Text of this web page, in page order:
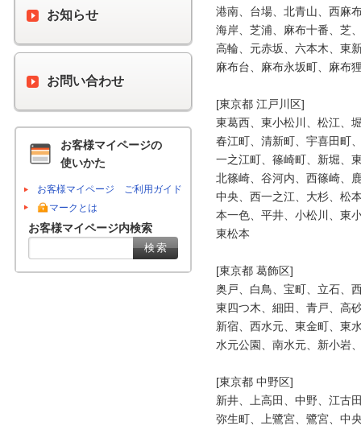
港南、台場、北青山、西麻
海岸、芝浦、麻布十番、芝
高輪、元赤坂、六本木、東
麻布台、麻布永坂町、麻布
[東京都 江戸川区]
東葛西、東小松川、松江、
春江町、清新町、宇喜田町
一之江町、篠崎町、新堀、
北篠崎、谷河内、西篠崎、
中央、西一之江、大杉、松
本一色、平井、小松川、東
東松本
[東京都 葛飾区]
奥戸、白鳥、宝町、立石、
東四つ木、細田、青戸、高
新宿、西水元、東金町、東
水元公園、南水元、新小岩
[東京都 中野区]
新井、上高田、中野、江古
弥生町、上鷺宮、鷺宮、中
お知らせ
お問い合わせ
お客様マイページの
使いかた
お客様マイページ ご利用ガイド
マークとは
お客様マイページ内検索